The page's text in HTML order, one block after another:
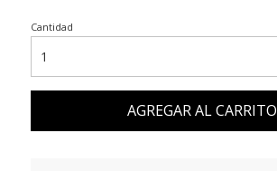
Cantidad
AGREGAR AL CARRITO